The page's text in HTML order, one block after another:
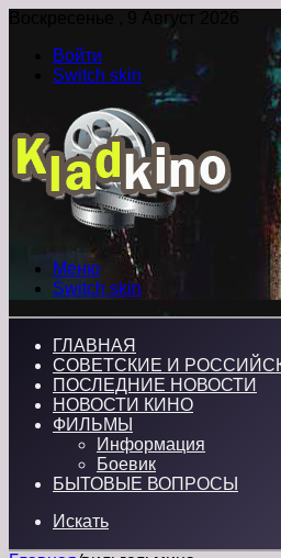
Воскресенье , 9 Август 2026
Войти
Switch skin
Меню
Switch skin
ГЛАВНАЯ
СОВЕТСКИЕ И
ПОСЛЕДНИЕ НОВОСТИ
НОВОСТИ КИНО
ФИЛЬМЫ
Информация
Боевик
БЫТОВЫЕ ВОПРОСЫ
Искать